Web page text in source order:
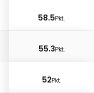
58.5Pkt.
55.3Pkt.
52Pkt.